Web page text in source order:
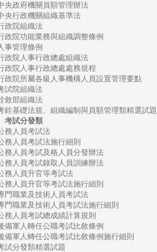
央政府機關員額管理辦法
央行政機關組織基準法
政院組織法
政院功能業務與組織調整條例
事管理條例
政院人事行政總處組織法
政院人事行政總處處務規程
政院所屬各級人事機構人員設置管理要點
試院組織法
敘部組織法
銓基礎法規、組織編制與員額管理類精選試題
考試分發類
務人員考試法
務人員考試法施行細則
務人員考試及格人員分發辦法
務人員考試錄取人員訓練辦法
務人員升官等考試法
務人員升官等考試法施行細則
門職業及技術人員考試法
門職業及技術人員考試法施行細則
務人員考試總成績計算規則
備軍人轉任公職考試比敘條例
備軍人轉任公職考試比敘條例施行細則
試分發類精選試題